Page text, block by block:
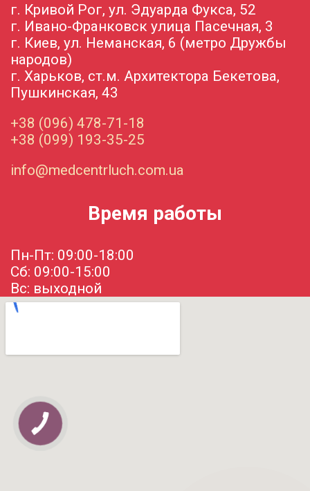
г. Кривой Рог, ул. Эдуарда Фукса, 52
г. Ивано-Франковск улица Пасечная, 3
г. Киев, ул. Неманская, 6 (метро Дружбы
народов)
г. Харьков, ст.м. Архитектора Бекетова,
Пушкинская, 43
+38 (096) 478-71-18
+38 (099) 193-35-25
info@medcentrluch.com.ua
Время работы
Пн-Пт: 09:00-18:00
Сб: 09:00-15:00
Вс: выходной